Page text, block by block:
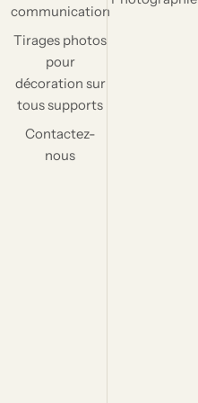
communication
Tirages photos
pour
décoration sur
tous supports
Contactez-
nous